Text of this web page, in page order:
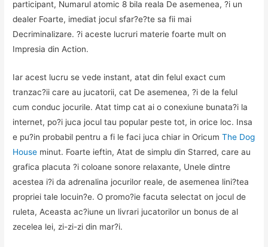
participant, Numarul atomic 8 bila reala De asemenea, ?i un
dealer Foarte, imediat jocul sfar?e?te sa fii mai
Decriminalizare. ?i aceste lucruri materie foarte mult on
Impresia din Action.
Iar acest lucru se vede instant, atat din felul exact cum
tranzac?ii care au jucatorii, cat De asemenea, ?i de la felul
cum conduc jocurile. Atat timp cat ai o conexiune bunata?i la
internet, po?i juca jocul tau popular peste tot, in orice loc. Insa
e pu?in probabil pentru a fi le faci juca chiar in OricumThe Dog
House minut. Foarte ieftin, Atat de simplu din Starred, care au
grafica placuta ?i coloane sonore relaxante, Unele dintre
acestea i?i da adrenalina jocurilor reale, de asemenea lini?tea
propriei tale locuin?e. O promo?ie facuta selectat on jocul de
ruleta, Aceasta ac?iune un livrari jucatorilor un bonus de al
zecelea lei, zi-zi-zi din mar?i.